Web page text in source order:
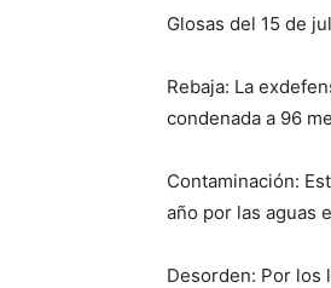
Glosas del 15 de
Rebaja: La
condenada a 96
Contaminación:
año por las aguas
Desorden: Por los